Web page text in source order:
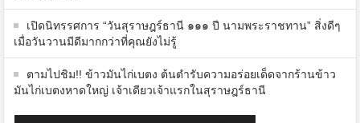
เปิดนิทรรศการ “วันสุราษฎร์ธานี ๑๑๑ ปี นามพระราชทาน” สิ่งดีๆ
เมื่อวันวานมีดีมากกว่าที่คุณยังไม่รู้
ตามไปชิม!! ข้าวมันไก่เบตง ต้นตำรับความอร่อยเด็ดจากร้านข้าว
มันไก่เบตงหาดใหญ่ เจ้าเดียวเจ้าแรกในสุราษฎร์ธานี